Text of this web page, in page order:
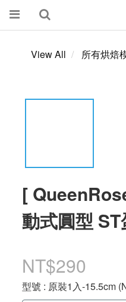
View All 所有烘焙
[
動式圓型
NT$290
型號 : 原裝1入-15.5cm